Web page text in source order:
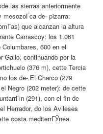
las sierras anteriormente
mesozoГ­ca de- pizarra:
que alcanzan la altura
Carrascoy: los 1.061
600 en el
Gallo, continuando por la
(376 m), cette Tercia
los de- El Charco (279
Negro (202 meter): de cette
(291), con el fin de
Herrador, do los Avileses
costa mediterrГЎnea.